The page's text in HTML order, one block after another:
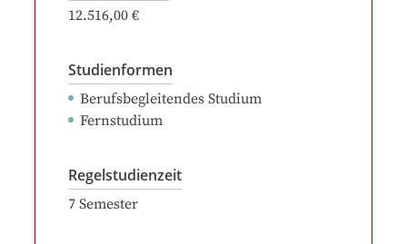
12.516,00 €
Studienformen
Berufsbegleitendes Studium
Fernstudium
Regelstudienzeit
7 Semester